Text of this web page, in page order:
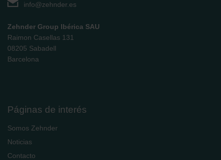
info@zehnder.es
Zehnder Group Ibérica SAU
Raimon Casellas 131
08205 Sabadell
Barcelona
Páginas de interés
Somos Zehnder
Noticias
Contacto